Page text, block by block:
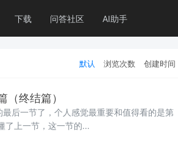
下载 问答社区 AI助手
默认 浏览次数 创建时间
终结篇）
后一节了，个人感觉最重要和值得看的是第
了上一节，这一节的...